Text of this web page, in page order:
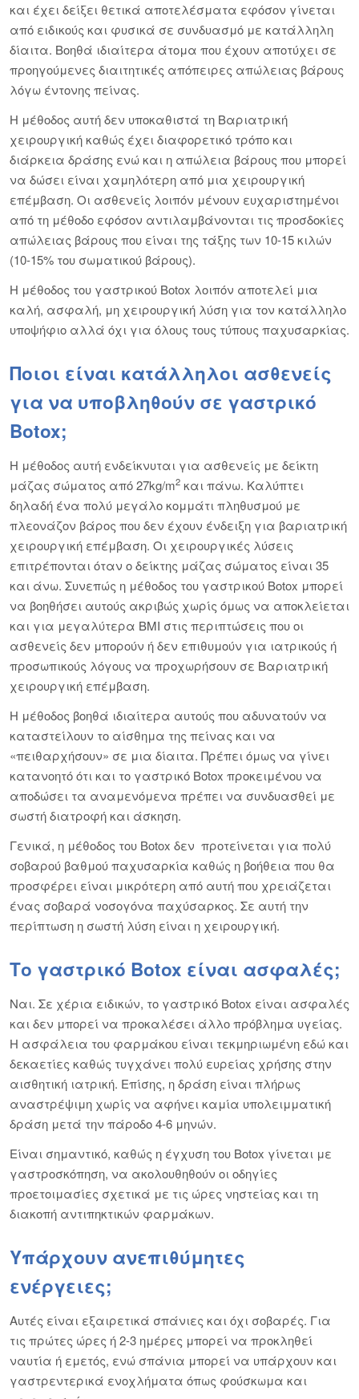
και έχει δείξει θετικά αποτελέσματα εφόσον γίνεται
από ειδικούς και φυσικά σε συνδυασμό με κατάλληλη
δίαιτα. Βοηθά ιδιαίτερα άτομα που έχουν αποτύχει σε
προηγούμενες διαιτητικές απόπειρες απώλειας βάρους
λόγω έντονης πείνας.
Η μέθοδος αυτή δεν υποκαθιστά τη Βαριατρική
χειρουργική καθώς έχει διαφορετικό τρόπο και
διάρκεια δράσης ενώ και η απώλεια βάρους που μπορεί
να δώσει είναι χαμηλότερη από μια χειρουργική
επέμβαση. Οι ασθενείς λοιπόν μένουν ευχαριστημένοι
από τη μέθοδο εφόσον αντιλαμβάνονται τις προσδοκίες
απώλειας βάρους που είναι της τάξης των 10-15 κιλών
(10-15% του σωματικού βάρους).
Η μέθοδος του γαστρικού Botox λοιπόν αποτελεί μια
καλή, ασφαλή, μη χειρουργική λύση για τον κατάλληλο
υποψήφιο αλλά όχι για όλους τους τύπους παχυσαρκίας.
Ποιοι είναι κατάλληλοι ασθενείς
για να υποβληθούν σε γαστρικό
Botox;
Η μέθοδος αυτή ενδείκνυται για ασθενείς με δείκτη
μάζας σώματος από 27kg/m2 και πάνω. Καλύπτει
δηλαδή ένα πολύ μεγάλο κομμάτι πληθυσμού με
πλεονάζον βάρος που δεν έχουν ένδειξη για βαριατρική
χειρουργική επέμβαση. Οι χειρουργικές λύσεις
επιτρέπονται όταν ο δείκτης μάζας σώματος είναι 35
και άνω. Συνεπώς η μέθοδος του γαστρικού Botox μπορεί
να βοηθήσει αυτούς ακριβώς χωρίς όμως να αποκλείεται
και για μεγαλύτερα BMI στις περιπτώσεις που οι
ασθενείς δεν μπορούν ή δεν επιθυμούν για ιατρικούς ή
προσωπικούς λόγους να προχωρήσουν σε Βαριατρική
χειρουργική επέμβαση.
Η μέθοδος βοηθά ιδιαίτερα αυτούς που αδυνατούν να
καταστείλουν το αίσθημα της πείνας και να
«πειθαρχήσουν» σε μια δίαιτα. Πρέπει όμως να γίνει
κατανοητό ότι και το γαστρικό Botox προκειμένου να
αποδώσει τα αναμενόμενα πρέπει να συνδυασθεί με
σωστή διατροφή και άσκηση.
Γενικά, η μέθοδος του Botox δεν προτείνεται για πολύ
σοβαρού βαθμού παχυσαρκία καθώς η βοήθεια που θα
προσφέρει είναι μικρότερη από αυτή που χρειάζεται
ένας σοβαρά νοσογόνα παχύσαρκος. Σε αυτή την
περίπτωση η σωστή λύση είναι η χειρουργική.
Το γαστρικό Botox είναι ασφαλές;
Ναι. Σε χέρια ειδικών, το γαστρικό Botox είναι ασφαλές
και δεν μπορεί να προκαλέσει άλλο πρόβλημα υγείας.
Η ασφάλεια του φαρμάκου είναι τεκμηριωμένη εδώ και
δεκαετίες καθώς τυγχάνει πολύ ευρείας χρήσης στην
αισθητική ιατρική. Επίσης, η δράση είναι πλήρως
αναστρέψιμη χωρίς να αφήνει καμία υπολειμματική
δράση μετά την πάροδο 4-6 μηνών.
Είναι σημαντικό, καθώς η έγχυση του Botox γίνεται με
γαστροσκόπηση, να ακολουθηθούν οι οδηγίες
προετοιμασίες σχετικά με τις ώρες νηστείας και τη
διακοπή αντιπηκτικών φαρμάκων.
Υπάρχουν ανεπιθύμητες
ενέργειες;
Αυτές είναι εξαιρετικά σπάνιες και όχι σοβαρές. Για
τις πρώτες ώρες ή 2-3 ημέρες μπορεί να προκληθεί
ναυτία ή εμετός, ενώ σπάνια μπορεί να υπάρχουν και
γαστρεντερικά ενοχλήματα όπως φούσκωμα και